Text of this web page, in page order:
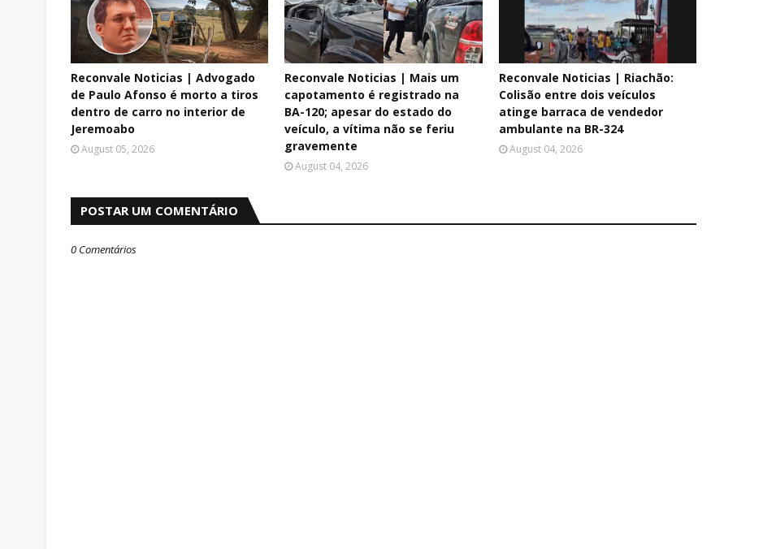
Reconvale Noticias | Advogado
de Paulo Afonso é morto a tiros
dentro de carro no interior de
Jeremoabo
August 05, 2026
Reconvale Noticias | Mais um
capotamento é registrado na
BA-120; apesar do estado do
veículo, a vítima não se feriu
gravemente
August 04, 2026
Reconvale Noticias | Riachão:
Colisão entre dois veículos
atinge barraca de vendedor
ambulante na BR-324
August 04, 2026
POSTAR UM COMENTÁRIO
0 Comentários